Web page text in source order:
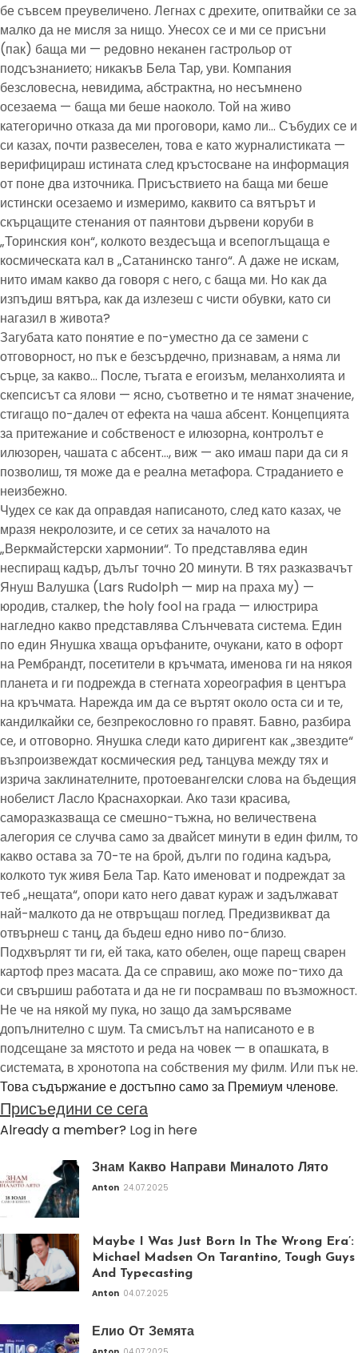
бе съвсем преувеличено. Легнах с дрехите, опитвайки се за
малко да не мисля за нищо. Унесох се и ми се присъни
(пак) баща ми — редовно неканен гастрольор от
подсъзнанието; никакъв Бела Тар, уви. Компания
безсловесна, невидима, абстрактна, но несъмнено
осезаема — баща ми беше наоколо. Той на живо
категорично отказа да ми проговори, камо ли… Събудих се и
си казах, почти развеселен, това е като журналистиката —
верифицираш истината след кръстосване на информация
от поне два източника. Присъствието на баща ми беше
истински осезаемо и измеримо, каквито са вятърът и
скърцащите стенания от паянтови дървени коруби в
„Торинския кон“, колкото вездесъща и всепоглъщаща е
космическата кал в „Сатанинско танго“. А даже не искам,
нито имам какво да говоря с него, с баща ми. Но как да
изпъдиш вятъра, как да излезеш с чисти обувки, като си
нагазил в живота?
Загубата като понятие е по-уместно да се замени с
отговорност, но пък е безсърдечно, признавам, а няма ли
сърце, за какво… После, тъгата е егоизъм, меланхолията и
скепсисът са ялови — ясно, съответно и те нямат значение,
стигащо по-далеч от ефекта на чаша абсент. Концепцията
за притежание и собственост е илюзорна, контролът е
илюзорен, чашата с абсент…, виж — ако имаш пари да си я
позволиш, тя може да е реална метафора. Страданието е
неизбежно.
Чудех се как да оправдая написаното, след като казах, че
мразя некролозите, и се сетих за началото на
„Веркмайстерски хармонии“. То представлява един
неспиращ кадър, дълъг точно 20 минути. В тях разказвачът
Януш Валушка (Lars Rudolph — мир на праха му) —
юродив, сталкер, the holy fool на града — илюстрира
нагледно какво представлява Слънчевата система. Един
по един Янушка хваща оръфаните, очукани, като в офорт
на Рембрандт, посетители в кръчмата, именова ги на някоя
планета и ги подрежда в стегната хореография в центъра
на кръчмата. Нарежда им да се въртят около оста си и те,
кандилкайки се, безпрекословно го правят. Бавно, разбира
се, и отговорно. Янушка следи като диригент как „звездите“
възпроизвеждат космическия ред, танцува между тях и
изрича заклинателните, протоевангелски слова на бъдещия
нобелист Ласло Краснахоркаи. Ако тази красива,
саморазказваща се смешно-тъжна, но величествена
алегория се случва само за двайсет минути в един филм, то
какво остава за 70-те на брой, дълги по година кадъра,
колкото тук живя Бела Тар. Като именоват и подреждат за
теб „нещата“, опори като него дават кураж и задължават
най-малкото да не отвръщаш поглед. Предизвикват да
отвърнеш с танц, да бъдеш едно ниво по-близо.
Подхвърлят ти ги, ей така, като обелен, още парещ сварен
картоф през масата. Да се справиш, ако може по-тихо да
си свършиш работата и да не ги посрамваш по възможност.
Не че на някой му пука, но защо да замърсяваме
допълнително с шум. Та смисълът на написаното е в
подсещане за мястото и реда на човек — в опашката, в
системата, в хронотопа на собствения му филм. Или пък не.
Това съдържание е достъпно само за Премиум членове.
Присъедини се сега
Already a member? Log in here
Знам Какво Направи Миналото Лято
Anton 24.07.2025
Maybe I Was Just Born In The Wrong Era’:
Michael Madsen On Tarantino, Tough Guys
And Typecasting
Anton 04.07.2025
Елио От Земята